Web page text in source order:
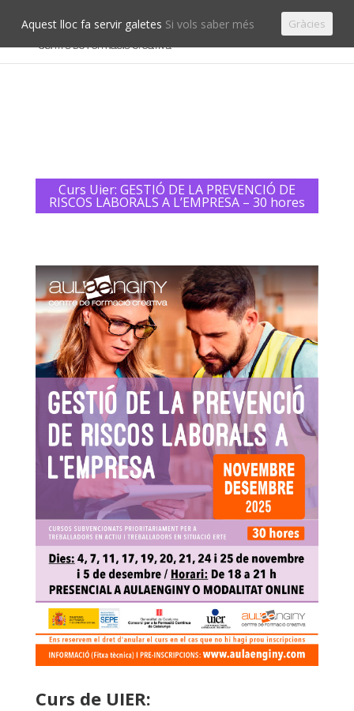
Curs Uier: GESTIÓ DE LA PREVENCIÓ DE
RISCOS LABORALS A L’EMPRESA – 30 hores
Curs de UIER:
Aquest lloc fa servir galetes Si vols saber més Gràcies